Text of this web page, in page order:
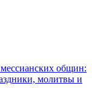
общин:
молитвы и